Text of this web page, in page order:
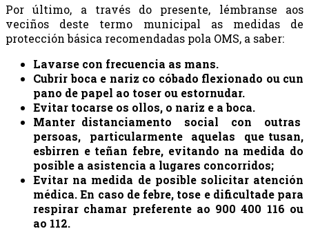
Por último, a través do presente, lémbranse aos
veciños deste termo municipal as medidas de
protección básica recomendadas pola OMS, a saber:
Lavarse con frecuencia as mans.
Cubrir boca e nariz co cóbado flexionado ou cun
pano de papel ao toser ou estornudar.
Evitar tocarse os ollos, o nariz e a boca.
Manter distanciamento social con outras
persoas, particularmente aquelas que tusan,
esbirren e teñan febre, evitando na medida do
posible a asistencia a lugares concorridos;
Evitar na medida de posible solicitar atención
médica. En caso de febre, tose e dificultade para
respirar chamar preferente ao 900 400 116 ou
ao 112.